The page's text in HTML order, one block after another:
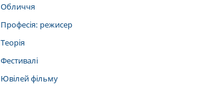
Обличчя
Професія: режисер
Теорія
Фестивалі
Ювілей фільму